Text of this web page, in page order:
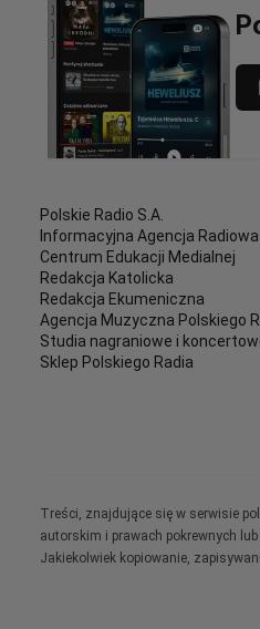
Polskie Radio S.A.
Informacyjna Agencja Radiowa
Centrum Edukacji Medialnej
Redakcja Katolicka
Redakcja Ekumeniczna
Agencja Muzyczna Polskiego
Studia nagraniowe i
Sklep Polskiego Radia
Treści, znajdujące się w serwisie
autorskim i prawach pokrewnych
Jakiekolwiek kopiowanie,